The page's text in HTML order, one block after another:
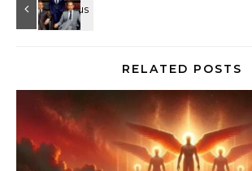
RELATED POSTS